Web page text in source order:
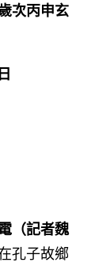
次丙申玄
（記者魏
孔子故鄉